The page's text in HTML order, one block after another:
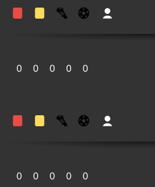
0
0
0
0
0
0
0
0